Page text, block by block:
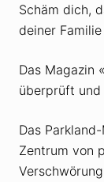
Schäm dich,
deiner
Das Magazin
überprüft
Das
Zentrum von